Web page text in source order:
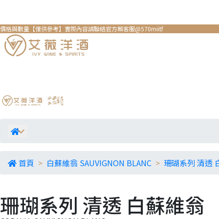
價格與數量【僅供參考】實際內容請聯絡官方賴客服@570miitf
首頁 白蘇維翁 SAUVIGNON BLANC 珊瑚系列 清透
珊瑚系列 清透 白蘇維翁